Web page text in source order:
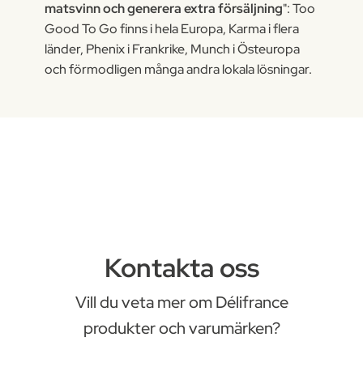
matsvinn och generera extra försäljning": Too
Good To Go finns i hela Europa, Karma i flera
länder, Phenix i Frankrike, Munch i Östeuropa
och förmodligen många andra lokala lösningar.
Kontakta oss
Vill du veta mer om Délifrance
produkter och varumärken?